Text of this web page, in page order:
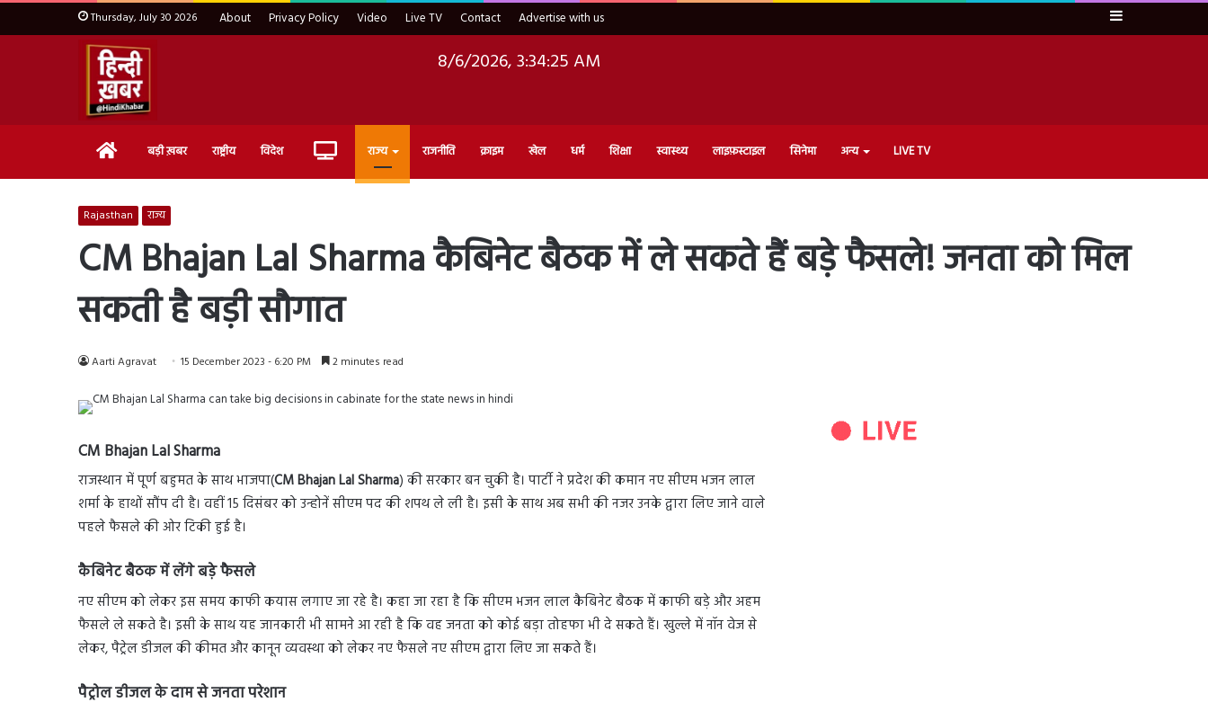
Thursday, July 30 2026 About Privacy Policy Video Live TV Contact Advertise with us Sidebar
8/6/2026, 3:34:26 AM
Home बड़ी ख़बर राष्ट्रीय विदेश Live राज्य राजनीति क्राइम खेल धर्म शिक्षा स्वास्थ्य लाइफ़स्टाइल सिनेमा अन्य LIVE TV
Rajasthan राज्य
CM Bhajan Lal Sharma कैबिनेट बैठक में ले सकते हैं बड़े फैसले! जनता को मिल
सकती है बड़ी सौगात
Aarti Agravat 15 December 2023 - 6:20 PM 2 minutes read
CM Bhajan Lal Sharma
राजस्थान में पूर्ण बहुमत के साथ भाजपा(CM Bhajan Lal Sharma) की सरकार बन चुकी है। पार्टी ने प्रदेश की कमान नए सीएम भजन लाल
शर्मा के हाथों सौंप दी है। वहीं 15 दिसंबर को उन्होनें सीएम पद की शपथ ले ली है। इसी के साथ अब सभी की नजर उनके द्वारा लिए जाने वाले
पहले फैसले की ओर टिकी हुई है।
कैबिनेट बैठक में लेंगे बड़े फैसले
नए सीएम को लेकर इस समय काफी कयास लगाए जा रहे है। कहा जा रहा है कि सीएम भजन लाल कैबिनेट बैठक में काफी बड़े और अहम
फैसले ले सकते है। इसी के साथ यह जानकारी भी सामने आ रही है कि वह जनता को कोई बड़ा तोहफा भी दे सकते हैं। खुल्ले में नॉन वेज से
लेकर, पैट्रेल डीजल की कीमत और कानून व्यवस्था को लेकर नए फैसले नए सीएम द्वारा लिए जा सकते हैं।
पैट्रोल डीजल के दाम से जनता परेशान